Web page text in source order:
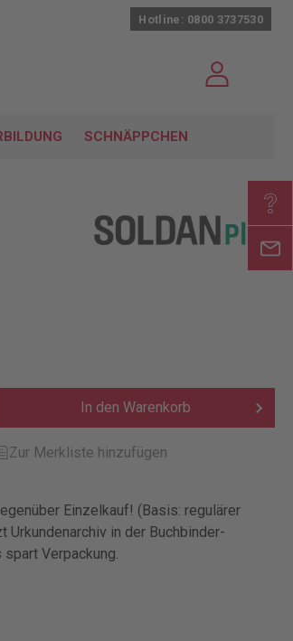
Hotline: 0800 3737530
SCHNÄPPCHEN
In den Warenkorb
Zur Merkliste hinzufügen
Einzelkauf! (Basis: regulärer
in der Buchbinder-
Verpackung.